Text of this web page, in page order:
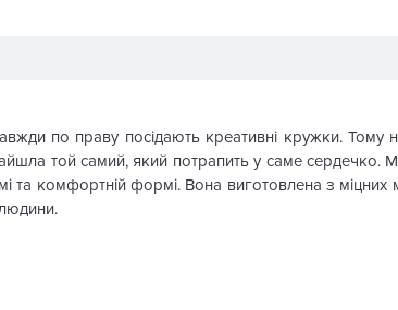
по праву посідають креативні кружки. Тому
той самий, який потрапить у саме
та комфортній формі. Вона виготовлена з міцних